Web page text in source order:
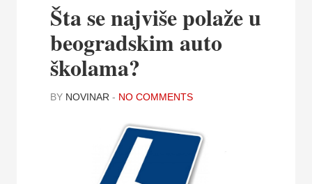
Šta se najviše polaže u
beogradskim auto
školama?
BY NOVINAR - NO COMMENTS